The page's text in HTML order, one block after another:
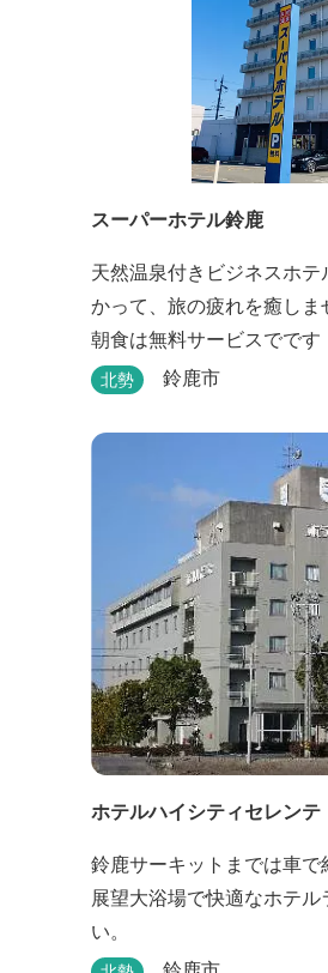
スーパーホテル鈴鹿
天然温泉付きビジネスホ
かって、旅の疲れを癒し
朝食は無料サービスでです
北勢 鈴鹿市
ホテルハイシティセレンテ
鈴鹿サーキットまでは車
展望大浴場で快適なホテ
い。